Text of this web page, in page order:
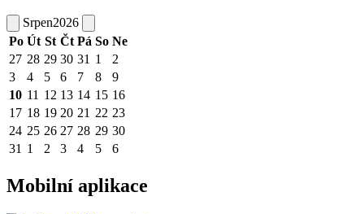
Srpen2026
Po Út St Čt Pá So Ne
27 28 29 30 31 1
2
3
4 5 6 7 8
9
10 11 12 13 14 15 16
17 18 19 20 21 22 23
24 25 26 27 28 29 30
31 1 2 3 4 5 6
Mobilní aplikace